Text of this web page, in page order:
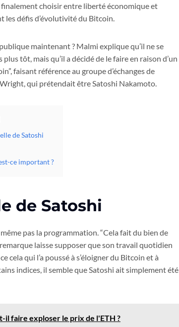
choisir entre liberté économique et
les défis d’évolutivité du Bitcoin.
maintenant ? Malmi explique qu’il ne se
tôt, mais qu’il a décidé de le faire en raison d’un
faisant référence au groupe d’échanges de
qui prétendait être Satoshi Nakamoto.
de Satoshi
ce important ?
de Satoshi
pas la programmation. “Cela fait du bien de
laisse supposer que son travail quotidien
qui l’a poussé à s’éloigner du Bitcoin et à
indices, il semble que Satoshi ait simplement été
il faire exploser le prix de l'ETH ?